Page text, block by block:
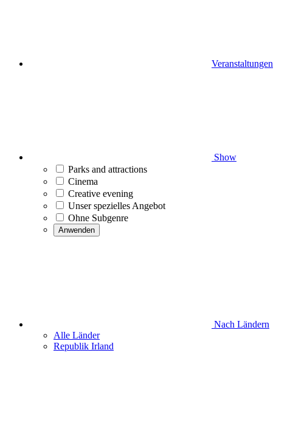
Veranstaltungen
Show
Parks and attractions
Cinema
Creative evening
Unser spezielles Angebot
Ohne Subgenre
Anwenden
Nach Ländern
Alle Länder
Republik Irland